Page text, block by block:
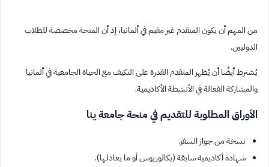
من المهم أن يكون المتقدم غير مقيم في ألمانيا، إذ أن المنحة مخصصة للطلاب
الدوليين.
يُشترط أيضًا أن يُظهر المتقدم القدرة على التكيف مع الحياة الجامعية في ألمانيا
والمشاركة الفعالة في الأنشطة الأكاديمية.
الأوراق المطلوبة للتقديم في منحة جامعة ينا
نسخة من جواز السفر.
شهادة أكاديمية سابقة (بكالوريوس أو ما يعادلها).